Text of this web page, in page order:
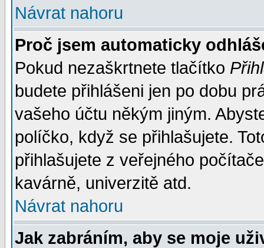
Návrat nahoru
Proč jsem automaticky
Pokud nezaškrtnete tlačítko
budete přihlášeni jen po dobu
vašeho účtu někým jiným.
políčko, když se přihlašujete.
přihlašujete z veřejného
kavárně, univerzitě atd.
Návrat nahoru
Jak zabráním, aby se moje